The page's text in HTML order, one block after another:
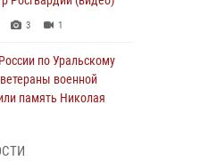
3 1
по Уральскому
военной
память Николая